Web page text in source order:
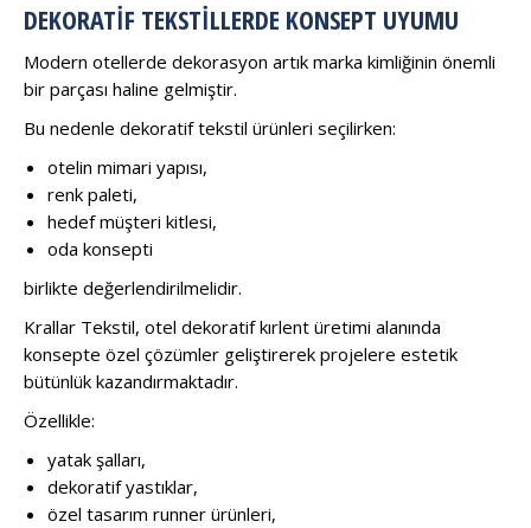
DEKORATIF TEKSTILLERDE KONSEPT UYUMU
Modern otellerde dekorasyon artık marka kimliğinin önemli
bir parçası haline gelmiştir.
Bu nedenle dekoratif tekstil ürünleri seçilirken:
otelin mimari yapısı,
renk paleti,
hedef müşteri kitlesi,
oda konsepti
birlikte değerlendirilmelidir.
Krallar Tekstil, otel dekoratif kırlent üretimi alanında
konsepte özel çözümler geliştirerek projelere estetik
bütünlük kazandırmaktadır.
Özellikle:
yatak şalları,
dekoratif yastıklar,
özel tasarım runner ürünleri,